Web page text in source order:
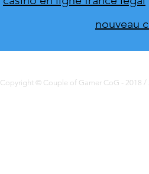
nouveau
Copyright © Couple of Gamer CoG - 2018